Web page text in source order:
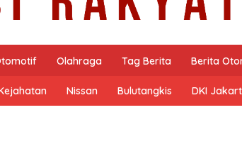
Olahraga Tag Berita Berita
Nissan Bulutangkis DKI